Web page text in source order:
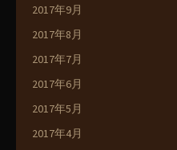
2017年9月
2017年8月
2017年7月
2017年6月
2017年5月
2017年4月